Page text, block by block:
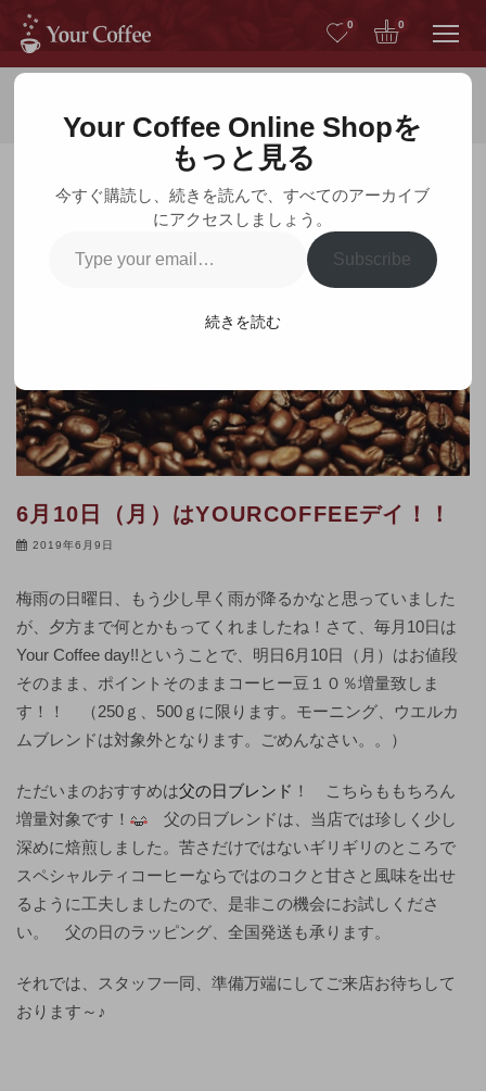
0 0
6月10日（月）はYOURCOFFEEデイ！！
2019年6月9日
梅雨の日曜日、もう少し早く雨が降るかなと思っていました
が、夕方まで何とかもってくれましたね！さて、毎月10日は
Your Coffee day!!ということで、明日6月10日（月）はお値段
そのまま、ポイントそのままコーヒー豆１０％増量致しま
す！！ （250ｇ、500ｇに限ります。モーニング、ウエルカ
ムブレンドは対象外となります。ごめんなさい。。）
ただいまのおすすめは父の日ブレンド ！ こちらももちろん
増量対象です！
父の日ブレンドは、当店では珍しく少し
深めに焙煎しました。苦さだけではないギリギリのところで
スペシャルティコーヒーならではのコクと甘さと風味を出せ
るように工夫しましたので、是非この機会にお試しくださ
い。 父の日のラッピング、全国発送も承ります。
それでは、スタッフ一同、準備万端にしてご来店お待ちして
おります～♪
Your Coffee Online Shopを
もっと見る
今すぐ購読し、続きを読んで、すべてのアーカイブ
にアクセスしましょう。
Subscribe
続きを読む